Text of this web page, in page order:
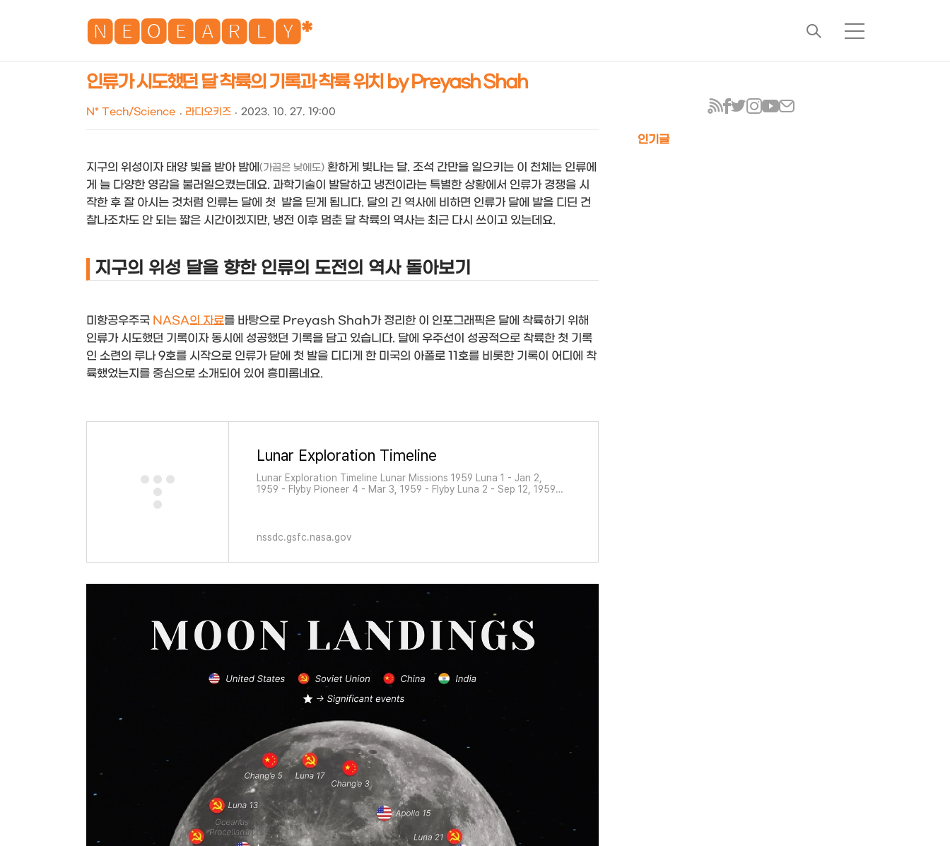
🅽🅴🅾🅴🅰🆁🅻🆈*NEOEARLY*
검
메
인류가 시도했던 달 착륙의 기록과 착륙 위치 by Preyash Shah
N* Tech/Science 라디오키즈 2023. 10. 27. 19:00
지구의 위성이자 태양 빛을 받아 밤에 (가끔은 낮에도) 환하게 빛나는 달. 조석 간만을 일으키는 이 천체는 인류에
게 늘 다양한 영감을 불러일으켰는데요. 과학기술이 발달하고 냉전이라는 특별한 상황에서 인류가 경쟁을 시
작한 후 잘 아시는 것처럼 인류는 달에 첫 발을 딛게 됩니다. 달의 긴 역사에 비하면 인류가 달에 발을 디딘 건
찰나조차도 안 되는 짧은 시간이겠지만, 냉전 이후 멈춘 달 착륙의 역사는 최근 다시 쓰이고 있는데요.
지구의 위성 달을 향한 인류의 도전의 역사 돌아보기
미항공우주국 NASA의 자료를 바탕으로 Preyash Shah가 정리한 이 인포그래픽은 달에 착륙하기 위해
인류가 시도했던 기록이자 동시에 성공했던 기록을 담고 있습니다. 달에 우주선이 성공적으로 착륙한 첫 기록
인 소련의 루나 9호를 시작으로 인류가 닫에 첫 발을 디디게 한 미국의 아폴로 11호를 비롯한 기록이 어디에 착
륙했었는지를 중심으로 소개되어 있어 흥미롭네요.
Lunar Exploration Timeline
Lunar Exploration Timeline Lunar Missions 1959 Luna 1 - Jan 2,
1959 - Flyby Pioneer 4 - Mar 3, 1959 - Flyby Luna 2 - Sep 12, 1959 -
nssdc.gsfc.nasa.gov
인기글